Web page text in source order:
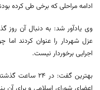
ادامه مراحلی که برخی طی کرده
وی یادآور شد: به دنبال آن
عزل شهردار را عنوان کردند
اجرایی برخوردار نیست.
بهترین گفت: